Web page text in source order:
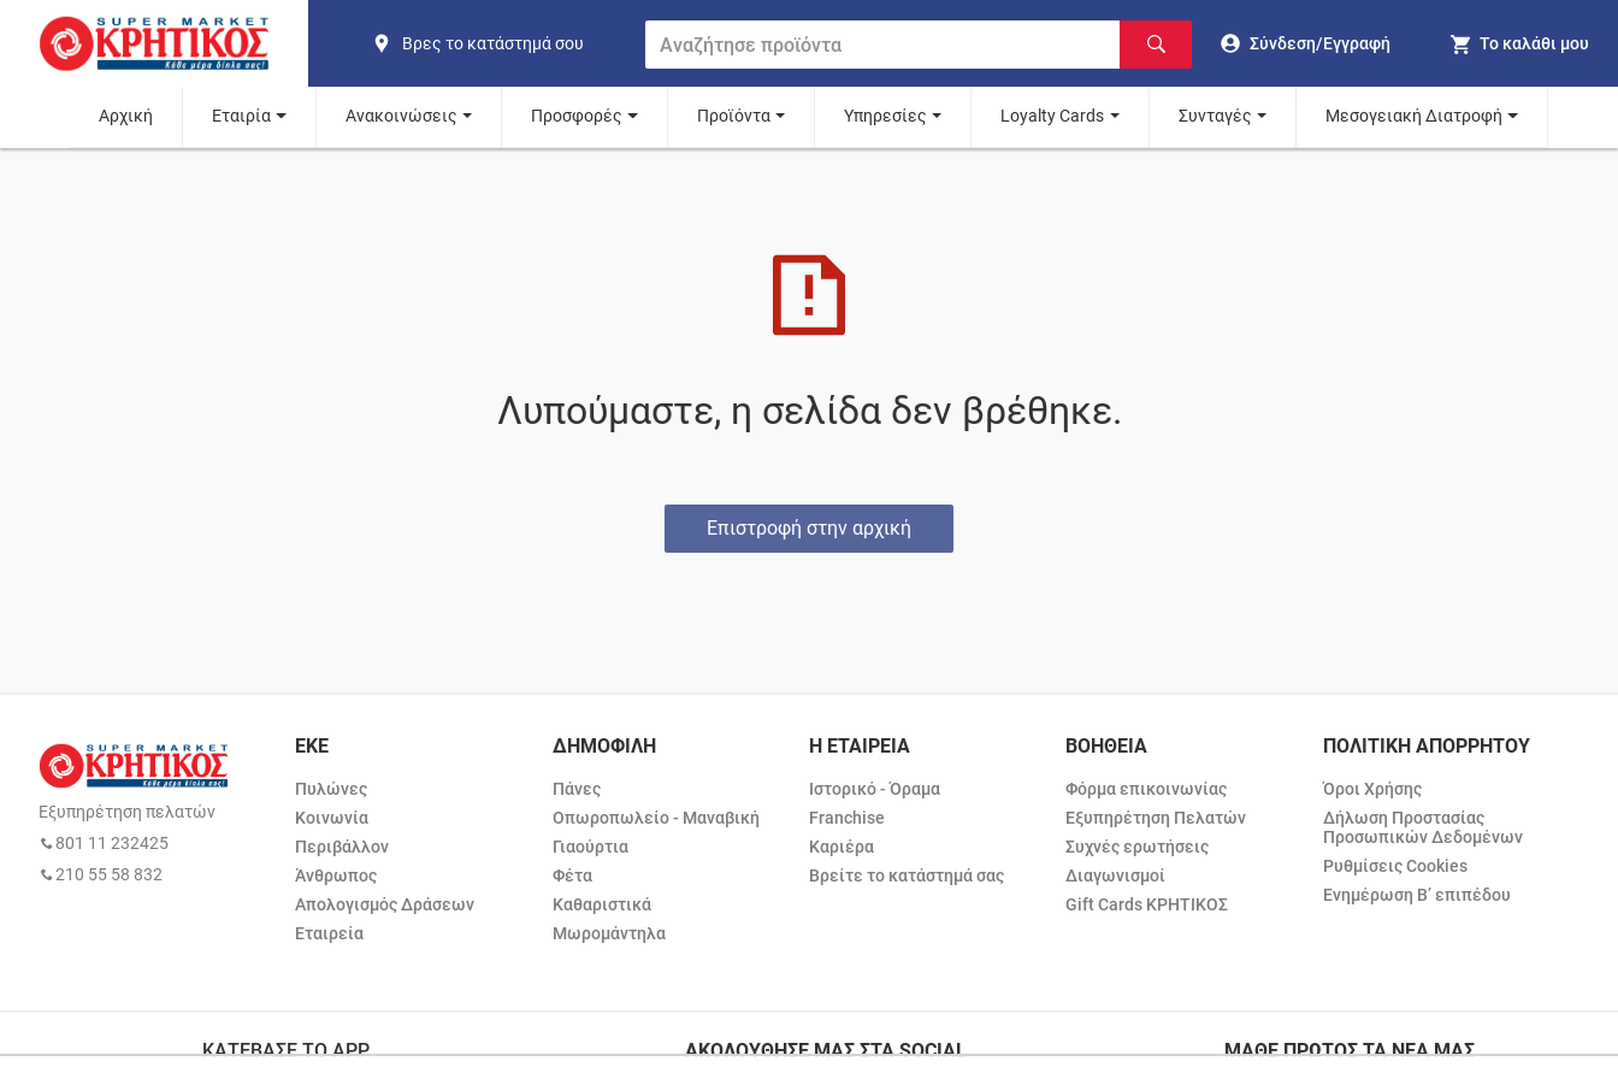
Βρες το κατάστημά σου Σύνδεση/Εγγραφή Το καλάθι μου
Αρχική Εταιρία Ανακοινώσεις Προσφορές Προϊόντα Υπηρεσίες Loyalty Cards Συνταγές Μεσογειακή Διατροφή
Λυπούμαστε, η σελίδα δεν βρέθηκε.
Επιστροφή στην αρχική
Εξυπηρέτηση πελατών
801 11 232425
210 55 58 832
ΕΚΕ
Πυλώνες
Κοινωνία
Περιβάλλον
Άνθρωπος
Απολογισμός Δράσεων
Εταιρεία
ΔΗΜΟΦΙΛΗ
Πάνες
Οπωροπωλείο - Μαναβική
Γιαούρτια
Φέτα
Καθαριστικά
Μωρομάντηλα
Η ΕΤΑΙΡΕΙΑ
Ιστορικό - Όραμα
Franchise
Καριέρα
Βρείτε το κατάστημά σας
ΒΟΗΘΕΙΑ
Φόρμα επικοινωνίας
Εξυπηρέτηση Πελατών
Συχνές ερωτήσεις
Διαγωνισμοί
Gift Cards ΚΡΗΤΙΚΟΣ
ΠΟΛΙΤΙΚΗ ΑΠΟΡΡΗΤΟΥ
Όροι Χρήσης
Δήλωση Προστασίας
Προσωπικών Δεδομένων
Ρυθμίσεις Cookies
Ενημέρωση Β’ επιπέδου
ΚΑΤΕΒΑΣΕ ΤΟ APP ΑΚΟΛΟΥΘΗΣΕ ΜΑΣ ΣΤΑ SOCIAL ΜΑΘΕ ΠΡΩΤΟΣ ΤΑ ΝΕΑ ΜΑΣ